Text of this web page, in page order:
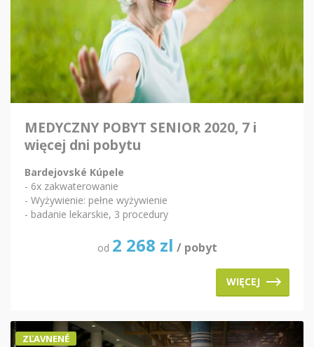
MEDYCZNY POBYT SENIOR 2020, 7 i
więcej dni pobytu
Bardejovské Kúpele
- 6x zakwaterowanie
- Wyżywienie: pełne wyżywienie
- badanie lekarskie, 3 procedury
od 2 268 zl / pobyt
WIĘCEJ
ZĽAVNENÉ